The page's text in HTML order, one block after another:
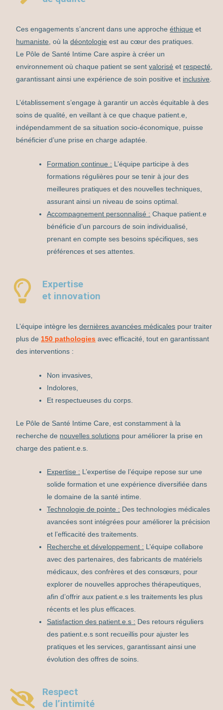
Ces engagements s’ancrent dans une approcheéthique et
humaniste , où ladéontologie est au cœur des pratiques.
Le Pôle de Santé Intime Care aspire à créer un
environnement où chaque patient se sentvalorisé et respecté
garantissant ainsi une expérience de soin positive et inclusive
L’établissement s’engage à garantir un accès équitable à des
soins de qualité, en veillant à ce que chaque patient.e,
indépendamment de sa situation socio-économique, puisse
bénéficier d’une prise en charge adaptée.
Formation continue : L’équipe participe à des
formations régulières pour se tenir à jour des
meilleures pratiques et des nouvelles techniques,
assurant ainsi un niveau de soins optimal.
Accompagnement personnalisé : Chaque patient.e
bénéficie d’un parcours de soin individualisé,
prenant en compte ses besoins spécifiques, ses
préférences et ses attentes.
Expertise
et innovation
L’équipe intègre lesdernières avancées médicales pour traiter
plus de 150 pathologies avec efficacité, tout en garantissant
des interventions :
Non invasives,
Indolores,
Et respectueuses du corps.
Le Pôle de Santé Intime Care, est constamment à la
recherche de nouvelles solutions pour améliorer la prise en
charge des patient.e.s.
Expertise : L’expertise de l’équipe repose sur une
solide formation et une expérience diversifiée dans
le domaine de la santé intime.
Technologie de pointe : Des technologies médicales
avancées sont intégrées pour améliorer la précision
et l’efficacité des traitements.
Recherche et développement : L’équipe collabore
avec des partenaires, des fabricants de matériels
médicaux, des confrères et des consœurs, pour
explorer de nouvelles approches thérapeutiques,
afin d’offrir aux patient.e.s les traitements les plus
récents et les plus efficaces.
Satisfaction des patient.e.s : Des retours réguliers
des patient.e.s sont recueillis pour ajuster les
pratiques et les services, garantissant ainsi une
évolution des offres de soins.
Respect
de l’intimité